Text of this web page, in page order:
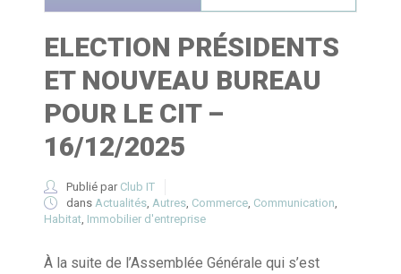
ELECTION PRÉSIDENTS
ET NOUVEAU BUREAU
POUR LE CIT –
16/12/2025
Publié par Club IT
dans Actualités, Autres, Commerce, Communication,
Habitat, Immobilier d'entreprise
À la suite de l’Assemblée Générale qui s’est